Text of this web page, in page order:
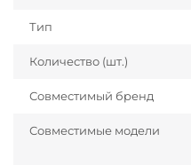
Тип
Количество (шт.)
Совместимый бренд
Совместимые модели